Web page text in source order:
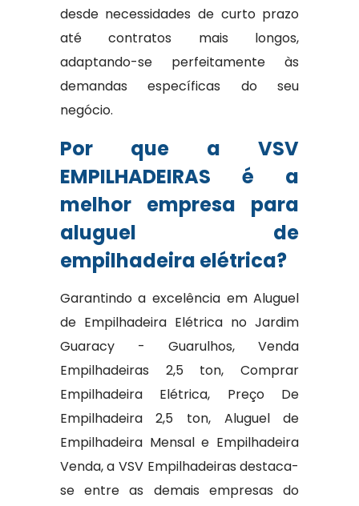
desde necessidades de curto prazo
até contratos mais longos,
adaptando-se perfeitamente às
demandas específicas do seu
negócio.
Por que a VSV
EMPILHADEIRAS é a
melhor empresa para
aluguel de
empilhadeira elétrica?
Garantindo a excelência em Aluguel
de Empilhadeira Elétrica no Jardim
Guaracy - Guarulhos, Venda
Empilhadeiras 2,5 ton, Comprar
Empilhadeira Elétrica, Preço De
Empilhadeira 2,5 ton, Aluguel de
Empilhadeira Mensal e Empilhadeira
Venda, a VSV Empilhadeiras destaca-
se entre as demais empresas do